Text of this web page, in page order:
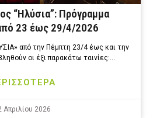
“Ηλύσια”: Πρόγραμμα
23 έως 29/4/2026
από την Πέμπτη 23/4 έως και την
οι έξι παρακάτω ταινίες:…
Απριλίου 2026